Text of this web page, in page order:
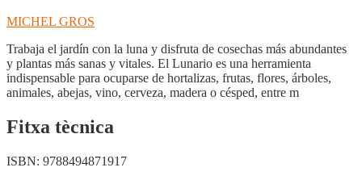
MICHEL GROS
Trabaja el jardín con la luna y disfruta de cosechas más abundantes
y plantas más sanas y vitales. El Lunario es una herramienta
indispensable para ocuparse de hortalizas, frutas, flores, árboles,
animales, abejas, vino, cerveza, madera o césped, entre m
Fitxa tècnica
ISBN: 9788494871917